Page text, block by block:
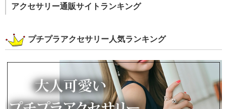
アクセサリー通販サイトランキング
プチプラアクセサリー人気ランキング